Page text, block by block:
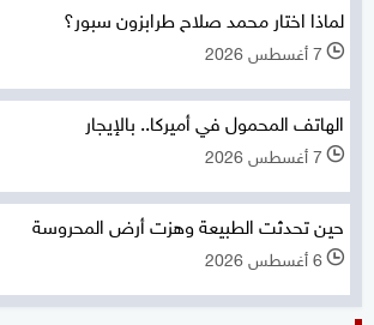
لماذا اختار محمد صلاح طرابزون سبور؟
l 7 أغسطس 2026
الهاتف المحمول في أميركا.. بالإيجار
l 7 أغسطس 2026
حين تحدثت الطبيعة وهزت أرض المحروسة
l 6 أغسطس 2026